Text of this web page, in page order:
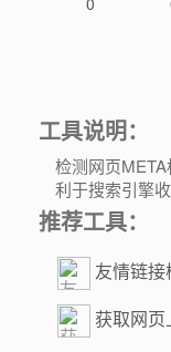
工具说明：
检测网页
利于搜索引擎收
推荐工具：
友情链接
获取网页